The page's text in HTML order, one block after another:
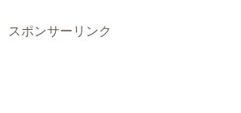
スポンサーリンク